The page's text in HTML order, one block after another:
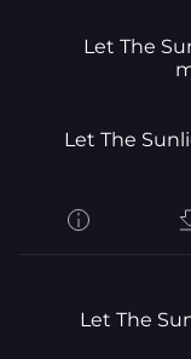
Let The
Let The
Let The